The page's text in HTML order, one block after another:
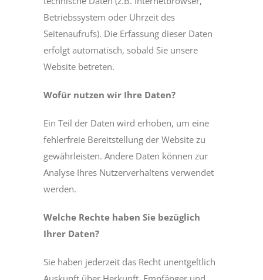
Betriebssystem oder Uhrzeit des
Seitenaufrufs). Die Erfassung dieser Daten
erfolgt automatisch, sobald Sie unsere
Website betreten.
Wofür nutzen wir Ihre Daten?
Ein Teil der Daten wird erhoben, um eine
fehlerfreie Bereitstellung der Website zu
gewährleisten. Andere Daten können zur
Analyse Ihres Nutzerverhaltens verwendet
werden.
Welche Rechte haben Sie bezüglich
Ihrer Daten?
Sie haben jederzeit das Recht unentgeltlich